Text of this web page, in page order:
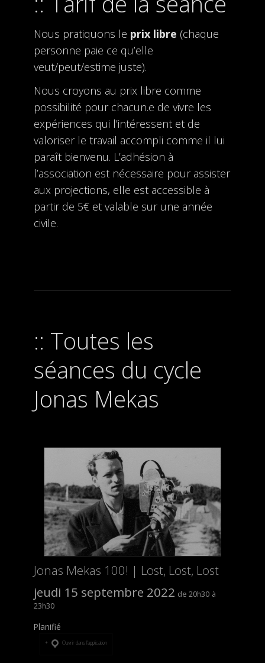
Nous pratiquons le prix libre (chaque
personne paie ce qu’elle
veut/peut/estime juste).
Nous croyons au prix libre comme
possibilité pour chacun.e de vivre les
expériences qui l’intéressent et de
valoriser le travail accompli comme il lui
paraît bienvenu. L’adhésion à
l’association est nécessaire pour assister
aux projections, elle est accessible à
partir de 5€ et valable sur une année
civile.
Toutes les
séances du cycle
Jonas Mekas
Jonas Mekas 100! | Lost, Lost, Lost
jeudi 15 septembre 2022
20h30
23h30
Planifié
Ouvrir dans l’application